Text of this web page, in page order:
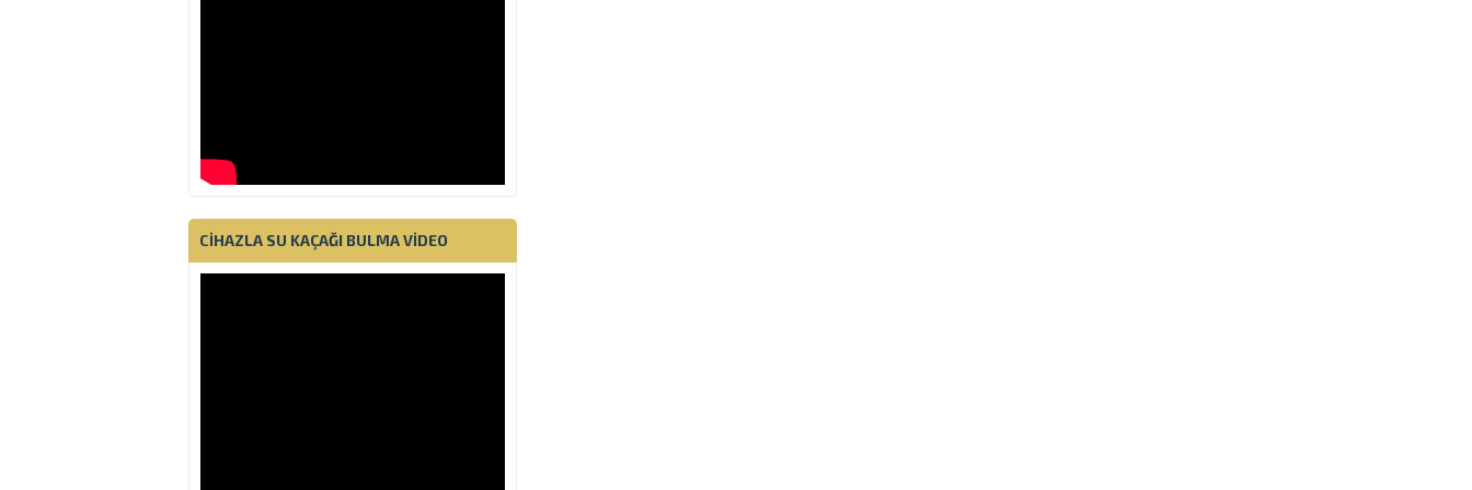
CIHAZLA SU KAÇAĞI BULMA VIDEO